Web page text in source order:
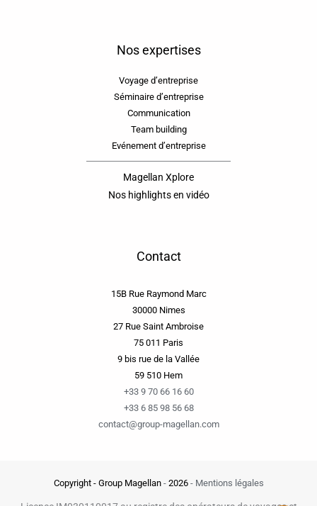
Nos expertises
Voyage d’entreprise
Séminaire d’entreprise
Communication
Team building
Evénement d’entreprise
Magellan Xplore
Nos highlights en vidéo
Contact
15B Rue Raymond Marc
30000 Nimes
27 Rue Saint Ambroise
75 011 Paris
9 bis rue de la Vallée
59 510 Hem
+33 9 70 66 16 60
+33 6 85 98 56 68
contact@group-magellan.com
Copyright - Group Magellan- 2026 - Mentions légales